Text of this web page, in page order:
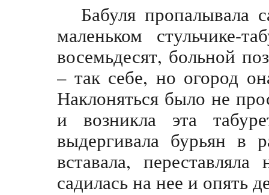
Бабуля пропалывала
маленьком стульчике-
восемьдесят, больной
– так себе, но огород
Наклоняться было не
и возникла эта
выдергивала бурьян в
вставала,
садилась на нее и опять